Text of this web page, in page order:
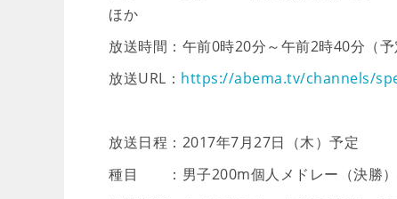
ほか
放送時間：午前0時20分～午前2時40分（予
放送URL： https://abema.tv/channels/
放送日程：2017年7月27日（木）予定
種目 ：男子200m個人メドレー（決勝